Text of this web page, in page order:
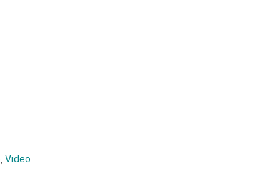
Video